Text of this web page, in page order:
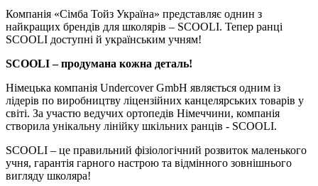
Компанія «Сімба Тойз Україна» представляє однин з
найкращих брендів для школярів – SCOOLI. Тепер ранці
SCOOLI доступні й українським учням!
SCOOLI – продумана кожна деталь!
Німецька компанія Undercover GmbH являється одним із
лідерів по виробництву ліцензійних канцелярських товарів у
світі. За участю ведучих ортопедів Німеччини, компанія
створила унікальну лінійку шкільних ранців - SCOOLI.
SCOOLI – це правильний фізіологічний розвиток маленького
учня, гарантія гарного настрою та відмінного зовнішнього
вигляду школяра!